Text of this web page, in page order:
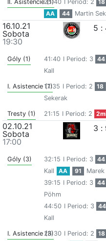
II. Asistencie (1)
25:40 I Period: 2 18
AA
44 Martin
16.10.21
Sobota
19:30
5 :
Góly (1) 41:40 I Period: 3 44
Kall
I. Asistencie (1)17:35 I Period: 2 18
Sekerak
Tresty (1) 21:15 I Period: 2
02.10.21
Sobota
17:00
3 :
Góly (3) 32:15 I Period: 3 44
Kall
AA 91
Marek
39:15 I Period: 3 44
Pöhm
44:50 I Period: 3 44
Kall
I. Asistencie (3)26:30 I Period: 2 18